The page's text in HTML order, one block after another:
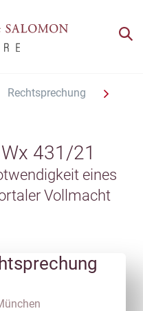
Rechtsprechung
431/21
eines
Vollmacht